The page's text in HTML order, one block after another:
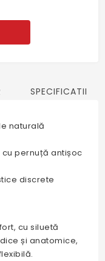
SPECIFICATII
naturală
pernuță antișoc
discrete
cu siluetă
și anatomice,